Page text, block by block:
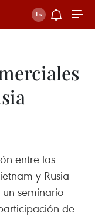
entre las
y Rusia
seminario
de